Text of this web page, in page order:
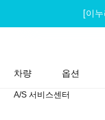
[이
차량 옵션
A/S 서비스센터